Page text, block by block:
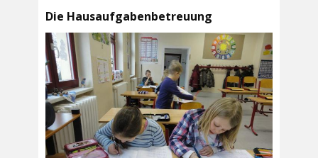
Die Hausaufgabenbetreuung